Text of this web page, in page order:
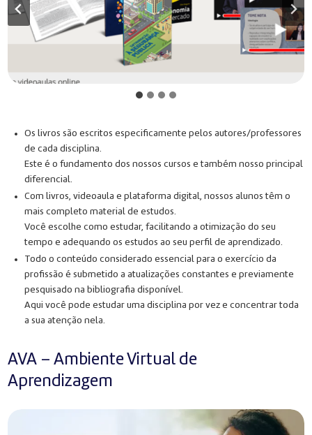
Os livros são escritos especificamente pelos autores/professores
de cada disciplina.
Este é o fundamento dos nossos cursos e também nosso principal
diferencial.
Com livros, videoaula e plataforma digital, nossos alunos têm o
mais completo material de estudos.
Você escolhe como estudar, facilitando a otimização do seu
tempo e adequando os estudos ao seu perfil de aprendizado.
Todo o conteúdo considerado essencial para o exercício da
profissão é submetido a atualizações constantes e previamente
pesquisado na bibliografia disponível.
Aqui você pode estudar uma disciplina por vez e concentrar toda
a sua atenção nela.
AVA – Ambiente Virtual de
Aprendizagem